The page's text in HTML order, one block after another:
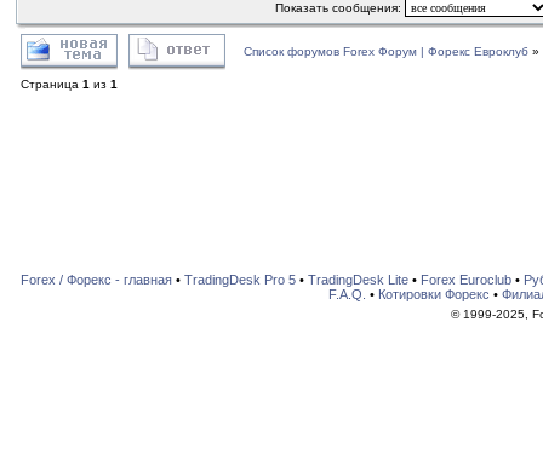
Показать сообщения:
Список форумов Forex Форум | Форекс Евроклуб »
Страница 1 из 1
Forex / Форекс - главная• TradingDesk Pro 5• TradingDesk Lite• Forex Euroclub•
F.A.Q. • Котировки Форекс •
© 1999-2025,